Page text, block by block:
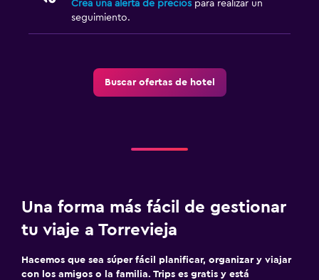
Crea una alerta de precios para realizar un
seguimiento.
Buscar ofertas de hotel
Una forma más fácil de gestionar
tu viaje a Torrevieja
Hacemos que sea súper fácil planificar, organizar y viajar
con los amigos o la familia. Trips es gratis y está